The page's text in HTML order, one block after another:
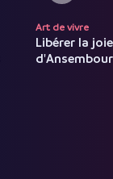
Art de vivre
Libérer la